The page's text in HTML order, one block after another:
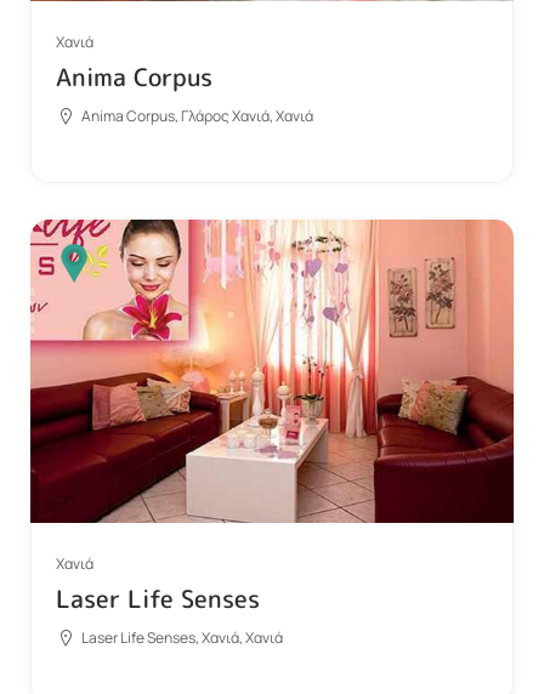
Χανιά
Anima Corpus
Anima Corpus, Γλάρος Χανιά, Χανιά
Χανιά
Laser Life Senses
Laser Life Senses, Χανιά, Χανιά